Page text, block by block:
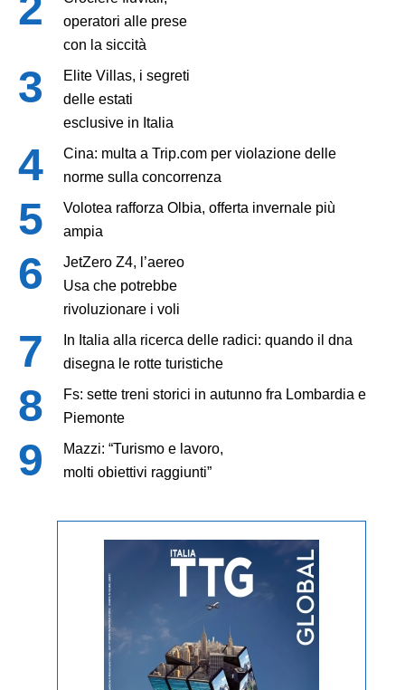
operatori alle prese
con la siccità
Elite Villas, i segreti
delle estati
esclusive in Italia
Cina: multa a Trip.com per violazione delle
norme sulla concorrenza
Volotea rafforza Olbia, offerta invernale più
ampia
JetZero Z4, l’aereo
Usa che potrebbe
rivoluzionare i voli
In Italia alla ricerca delle radici: quando il dna
disegna le rotte turistiche
Fs: sette treni storici in autunno fra Lombardia e
Piemonte
Mazzi: “Turismo e lavoro,
molti obiettivi raggiunti”